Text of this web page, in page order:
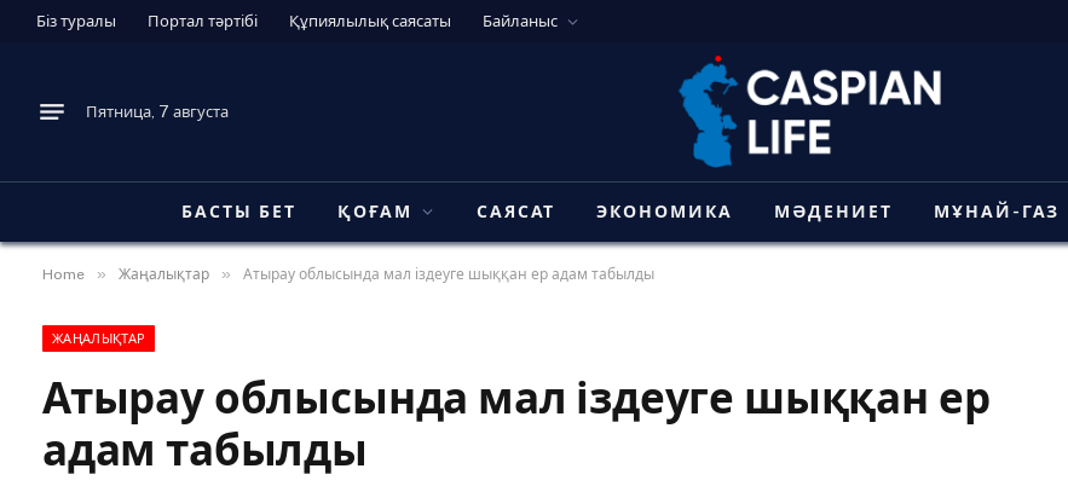
Біз туралы Портал тәртібі Құпиялылық саясаты Байланыс
Пятница, 7 августа
БАСТЫ БЕТ ҚОҒАМ САЯСАТ ЭКОНОМИКА МӘДЕНИЕТ МҰНАЙ-ГАЗ
Home » Жаңалықтар » Атырау облысында мал іздеуге шыққан ер адам табылды
ЖАҢАЛЫҚТАР
Атырау облысында мал іздеуге шыққан ер
адам табылды